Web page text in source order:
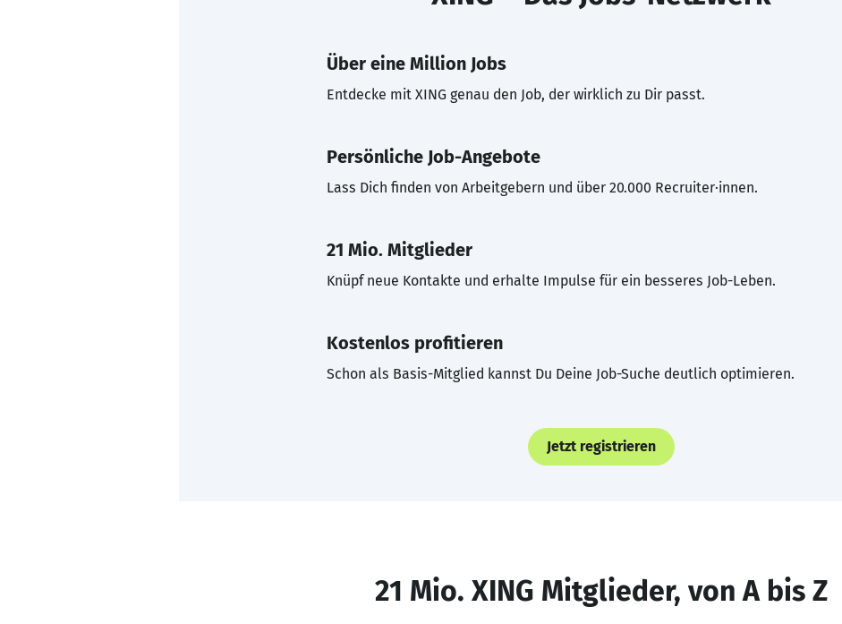
Über eine Million Jobs
Entdecke mit XING genau den Job, der wirklich zu Dir passt.
Persönliche Job-Angebote
Lass Dich finden von Arbeitgebern und über 20.000 Recruiter·innen.
21 Mio. Mitglieder
Knüpf neue Kontakte und erhalte Impulse für ein besseres Job-Leben.
Kostenlos profitieren
Schon als Basis-Mitglied kannst Du Deine Job-Suche deutlich optimieren.
Jetzt registrieren
21 Mio. XING Mitglieder, von A bis Z